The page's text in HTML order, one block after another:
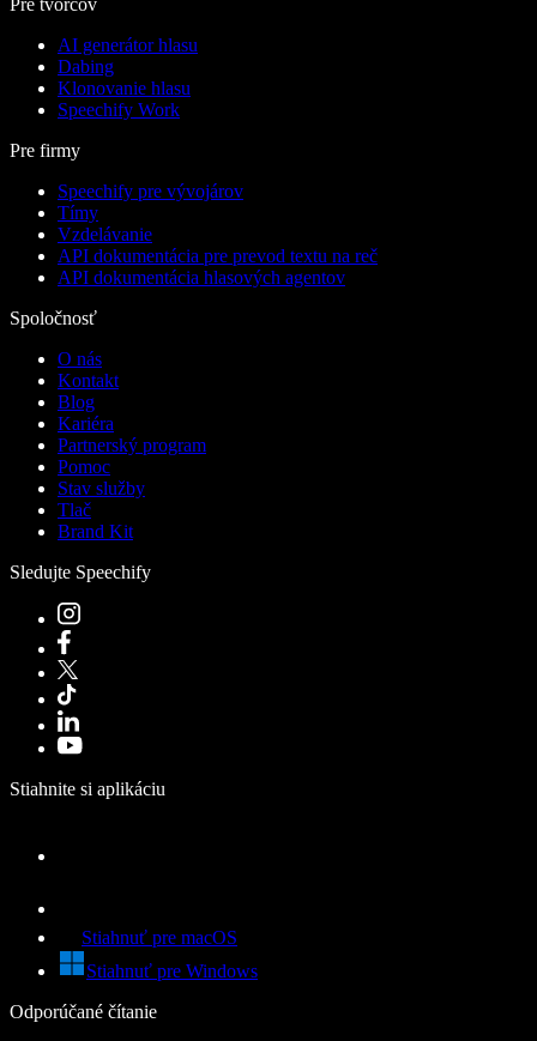
Pre tvorcov
AI generátor hlasu
Dabing
Klonovanie hlasu
Speechify Work
Pre firmy
Speechify pre vývojárov
Tímy
Vzdelávanie
API dokumentácia pre prevod textu na reč
API dokumentácia hlasových agentov
Spoločnosť
O nás
Kontakt
Blog
Kariéra
Partnerský program
Pomoc
Stav služby
Tlač
Brand Kit
Sledujte Speechify
Stiahnite si aplikáciu
Stiahnuť pre macOS
Stiahnuť pre Windows
Odporúčané čítanie